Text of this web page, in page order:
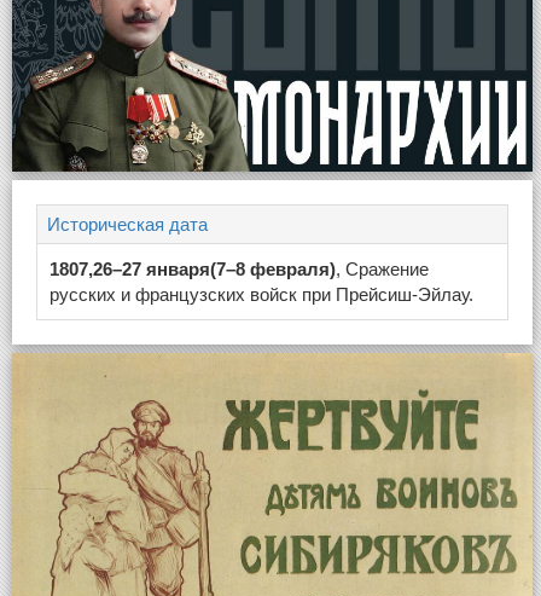
Историческая дата
1807,26–27 января(7–8 февраля), Сражение
русских и французских войск при Прейсиш-Эйлау.